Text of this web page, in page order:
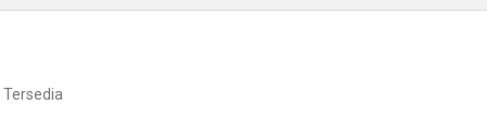
Tersedia